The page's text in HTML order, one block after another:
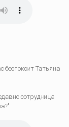
беспокоит Татьяна
сотрудница